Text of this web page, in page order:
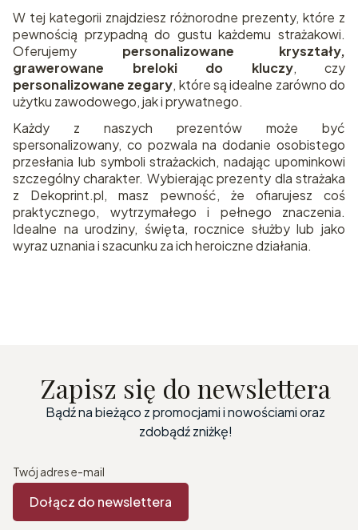
W tej kategorii znajdziesz różnorodne prezenty, które z
pewnością przypadną do gustu każdemu strażakowi.
Oferujemy personalizowane kryształy,
grawerowane breloki do kluczy, czy
personalizowane zegary, które są idealne zarówno do
użytku zawodowego, jak i prywatnego.
Każdy z naszych prezentów może być
spersonalizowany, co pozwala na dodanie osobistego
przesłania lub symboli strażackich, nadając upominkowi
szczególny charakter. Wybierając prezenty dla strażaka
z Dekoprint.pl, masz pewność, że ofiarujesz coś
praktycznego, wytrzymałego i pełnego znaczenia.
Idealne na urodziny, święta, rocznice służby lub jako
wyraz uznania i szacunku za ich heroiczne działania.
Zapisz się do newslettera
Bądź na bieżąco z promocjami i nowościami oraz
zdobądź zniżkę!
Twój adres e-mail
Dołącz do newslettera